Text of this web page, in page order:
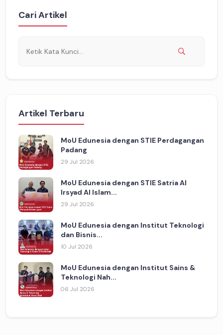
Cari Artikel
Artikel Terbaru
MoU Edunesia dengan STIE Perdagangan
Padang
29 Jul 2026
MoU Edunesia dengan STIE Satria Al
Irsyad Al Islam...
29 Jul 2026
MoU Edunesia dengan Institut Teknologi
dan Bisnis...
10 Jul 2026
MoU Edunesia dengan Institut Sains &
Teknologi Nah...
06 Jul 2026